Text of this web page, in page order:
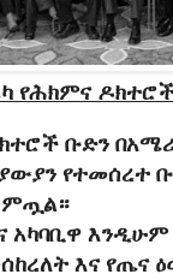
የሕክምና ዶክተሮች
ቡድን
የተመሰረተ
አካባቢዋ እንዲሁም
እና የጤና